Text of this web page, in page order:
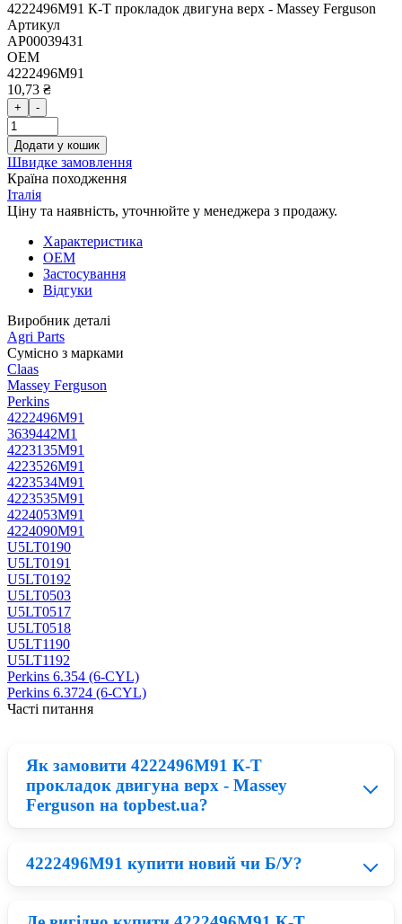
4222496M91 К-Т прокладок двигуна верх - Massey Ferguson
Артикул
AP00039431
OEM
4222496M91
10,73 ₴
+ -
Додати у кошик
Швидке замовлення
Країна походження
Італія
Ціну та наявність, уточнюйте у менеджера з продажу.
Характеристика
OEM
Застосування
Відгуки
Виробник деталі
Agri Parts
Сумісно з марками
Claas
Massey Ferguson
Perkins
4222496M91
3639442M1
4223135M91
4223526M91
4223534M91
4223535M91
4224053M91
4224090M91
U5LT0190
U5LT0191
U5LT0192
U5LT0503
U5LT0517
U5LT0518
U5LT1190
U5LT1192
Perkins 6.354 (6-CYL)
Perkins 6.3724 (6-CYL)
Часті питання
Як замовити 4222496M91 К-Т
прокладок двигуна верх - Massey
Ferguson на topbest.ua?
Придбати 4222496M91 можна у нашому каталозі:
запчастини на . По завершенню замовлення Вам
придбати 4222496M91 К-Т прокладок двигуна верх -
4222496M91 купити новий чи Б/У?